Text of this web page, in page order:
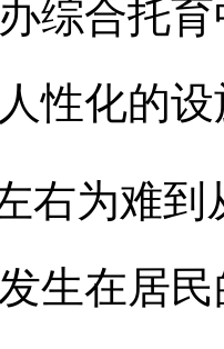
综合托
性化的
右为难
生在居